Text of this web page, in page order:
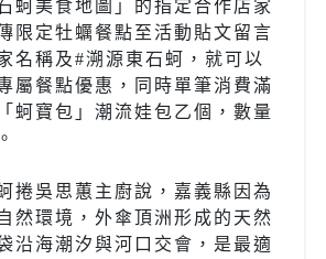
蚵美食地圖」的指定合作店家
限定牡蠣餐點至活動貼文留言
名稱及#溯源東石蚵，就可以
屬餐點優惠，同時單筆消費滿
蚵寶包」潮流娃包乙個，數量
捲吳思蕙主廚說，嘉義縣因為
然環境，外傘頂洲形成的天然
沿海潮汐與河口交會，是最適